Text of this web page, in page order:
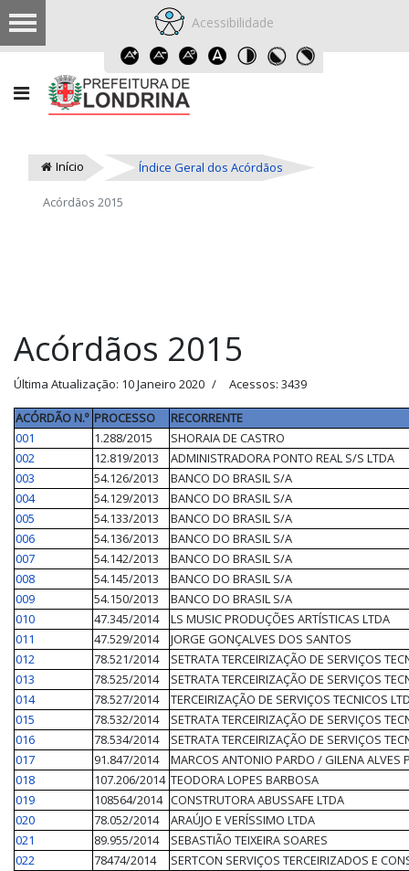
Acessibilidade
Início Índice Geral dos Acórdãos
Acórdãos 2015
Acórdãos 2015
Última Atualização: 10 Janeiro 2020 Acessos: 3439
ACÓRDÃO N.º PROCESSO
RECORRENTE
001
1.288/2015
SHORAIA DE CASTRO
002
12.819/2013
ADMINISTRADORA PONTO REAL S/S LTDA
003
54.126/2013
BANCO DO BRASIL S/A
004
54.129/2013
BANCO DO BRASIL S/A
005
54.133/2013
BANCO DO BRASIL S/A
006
54.136/2013
BANCO DO BRASIL S/A
007
54.142/2013
BANCO DO BRASIL S/A
008
54.145/2013
BANCO DO BRASIL S/A
009
54.150/2013
BANCO DO BRASIL S/A
010
47.345/2014
LS MUSIC PRODUÇÕES ARTÍSTICAS LTDA
011
47.529/2014
JORGE GONÇALVES DOS SANTOS
012
78.521/2014
SETRATA TERCEIRIZAÇÃO DE SERVIÇOS
013
78.525/2014
SETRATA TERCEIRIZAÇÃO DE SERVIÇOS
014
78.527/2014
TERCEIRIZAÇÃO DE SERVIÇOS TECNICOS
015
78.532/2014
SETRATA TERCEIRIZAÇÃO DE SERVIÇOS
016
78.534/2014
SETRATA TERCEIRIZAÇÃO DE SERVIÇOS
017
91.847/2014
MARCOS ANTONIO PARDO / GILENA ALVES
018
107.206/2014 TEODORA LOPES BARBOSA
019
108564/2014 CONSTRUTORA ABUSSAFE LTDA
020
78.052/2014
ARAÚJO E VERÍSSIMO LTDA
021
89.955/2014
SEBASTIÃO TEIXEIRA SOARES
022
78474/2014
SERTCON SERVIÇOS TERCEIRIZADOS E